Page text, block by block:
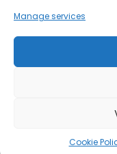
Manage services
Cookie
Copyright © 2024 by E-